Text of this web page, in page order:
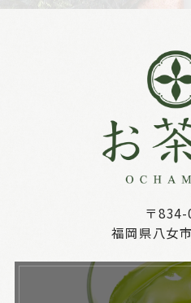
〒834-
福岡県八女